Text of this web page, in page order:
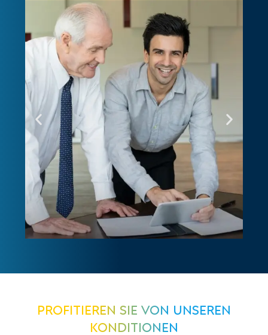
vermittelte Bewerber und
Profitieren Sie von unseren
Konditionen